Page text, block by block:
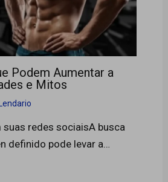
Podem Aumentar a
e Mitos
suas redes sociaisA busca
definido pode levar a…